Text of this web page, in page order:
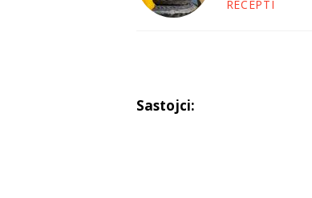
RECEPTI
Sastojci: